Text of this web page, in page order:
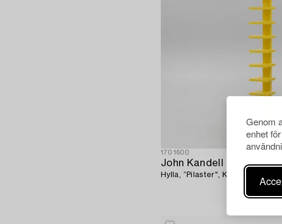
Genom
enhet
1701600
John Kandell
Hylla, ”Pilaster", Källemo.